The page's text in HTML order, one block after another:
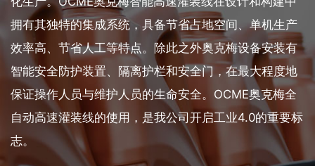
拥有其独特的集成系统，具备节省占地空间、单机生产
效率高、节省人工等特点。除此之外奥克梅设备安装有
智能安全防护装置、隔离护栏和安全门，在最大程度地
保证操作人员与维护人员的生命安全。OCME奥克梅全
自动高速灌装线的使用，是我公司开启工业4.0的重要标
志。